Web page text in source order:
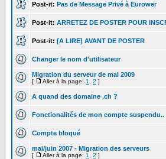
Post-it: Pas de Message Privé à Eurower
Post-it: ARRETEZ DE POSTER POUR
Post-it: [A LIRE] AVANT DE POSTER
Changer le nom d'utilisateur
Migration du serveur de mai 2009
[ Aller à la page: 1 2 ]
A quand des domaine .ch ?
Fonctionalités de mon compte suspendu..
Compte bloqué
mai/juin 2007 - Migration des serveurs
[ Aller à la page: 1 2 ]